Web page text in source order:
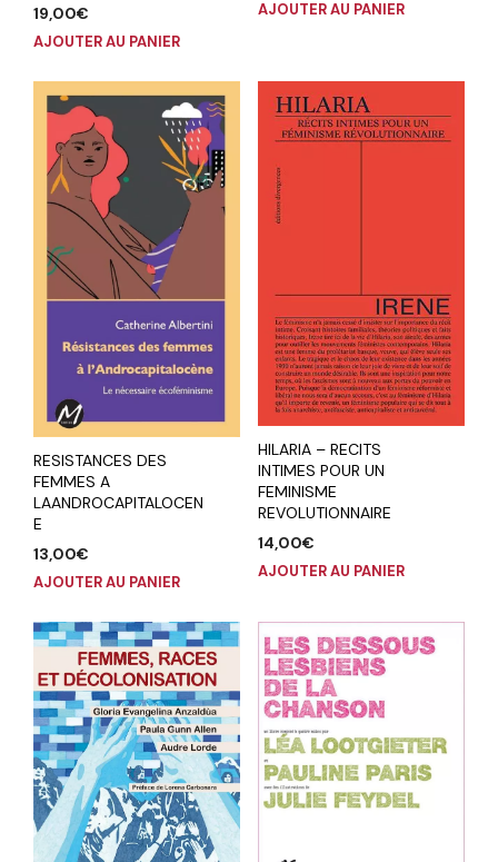
19,00€
AJOUTER AU PANIER
AJOUTER AU PANIER
RESISTANCES DES
FEMMES A
LAANDROCAPITALOCEN
E
13,00€
AJOUTER AU PANIER
HILARIA – RECITS
INTIMES POUR UN
FEMINISME
REVOLUTIONNAIRE
14,00€
AJOUTER AU PANIER